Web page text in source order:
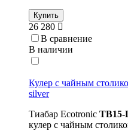
Купить
26 280
В сравнение
В наличии
Кулер с чайным
silver
Тиабар Ecotronic TB15-
кулер с чайным